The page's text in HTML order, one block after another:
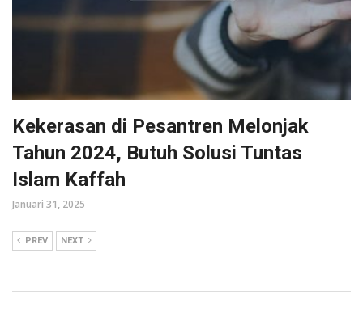
Kekerasan di Pesantren Melonjak
Tahun 2024, Butuh Solusi Tuntas
Islam Kaffah
Januari 31, 2025
PREV NEXT